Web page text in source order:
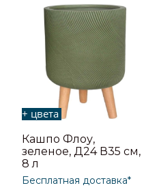
+ цвета
Кашпо Флоу,
зеленое, Д24 В35 см,
8 л
Бесплатная доставка*